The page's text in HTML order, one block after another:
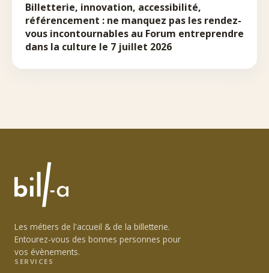
Billetterie, innovation, accessibilité,
référencement : ne manquez pas les rendez-
vous incontournables au Forum entreprendre
dans la culture le 7 juillet 2026
Les métiers de l'accueil & de la billetterie.
Entourez-vous des bonnes personnes pour
vos évènements.
SERVICES